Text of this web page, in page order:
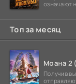
означают
Топ за месяц
Моана 2
Получив